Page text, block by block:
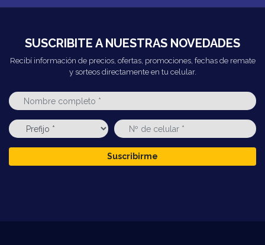
SUSCRIBITE A NUESTRAS NOVEDADES
Recibí información de precios, ofertas, promociones, fechas de remate
y sorteos directamente en tu celular.
Suscribirme